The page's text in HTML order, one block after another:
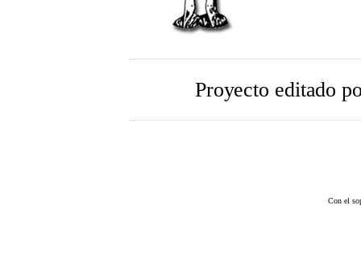
Proyecto editado
Con el